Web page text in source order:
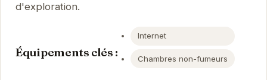
d'exploration.
Équipements clés :
Internet
Chambres non-fumeurs